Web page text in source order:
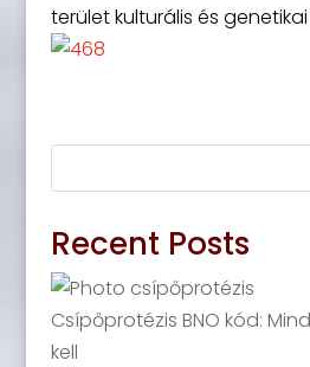
terület kulturális és
Recent Posts
Csípőprotézis BNO kód:
kell